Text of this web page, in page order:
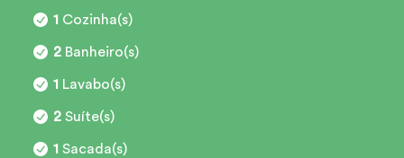
1 Cozinha(s)
2Banheiro(s)
1 Lavabo(s)
2Suíte(s)
1 Sacada(s)